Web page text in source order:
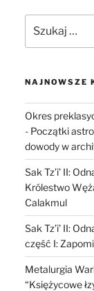
NAJNOWSZE
Okres
- Początki
dowody w
Sak Tz’i’ II:
Królestwo
Calakmul
Sak Tz’i’ II:
część I:
Metalurgia
“Księżycowe